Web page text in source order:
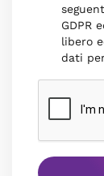
GDPR
libero
dati